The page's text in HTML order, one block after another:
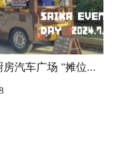
房汽车广场 "摊位...